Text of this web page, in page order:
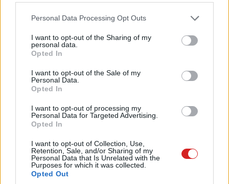
Please note that this website/app uses one or more Google
not limited to your visit or usage behaviour. You may click to
grant or deny consent to Google and its third-party tags to
use your data for below specified purposes in below Google
consent section.
Personal Data Processing Opt Outs
I want to opt-out of the Sharing of my
personal data.
Opted In
I want to opt-out of the Sale of my
Personal Data.
Opted In
I want to opt-out of processing my
Personal Data for Targeted Advertising.
Opted In
I want to opt-out of Collection, Use,
Retention, Sale, and/or Sharing of my
Personal Data that Is Unrelated with the
Purposes for which it was collected.
Opted Out
közvetlenül befolyásolják a termékfejlesztési irányokat.
Ez látszik az elnevezés változtatásán is, amely a
fogyasztói igényekhez való alkalmazkodás egyik jele.
A Nothing Ear (3) tehát nemcsak új hardveres és
szoftveres funkciókkal ígérkezik, hanem szimbolikusan
is egy visszalépést jelent a gyökerekhez. Az, hogy
pontosan mivel emelkedik majd ki a zsúfolt TWS piacról,
hamarosan kiderül, de a név körüli történet már
technológiai világban.